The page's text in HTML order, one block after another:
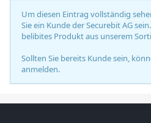
Um diesen Eintrag vollständig
Sie ein Kunde der Securebit AG
belibites Produkt aus unserem
Sollten Sie bereits Kunde sein,
anmelden.